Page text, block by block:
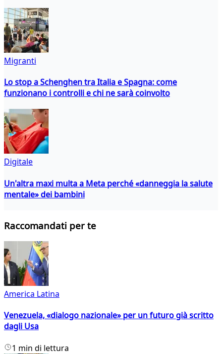
Migranti
Lo stop a Schenghen tra Italia e Spagna: come
funzionano i controlli e chi ne sarà coinvolto
Digitale
Un'altra maxi multa a Meta perché «danneggia la salute
mentale» dei bambini
Raccomandati per te
America Latina
Venezuela, «dialogo nazionale» per un futuro già scritto
dagli Usa
1 min di lettura